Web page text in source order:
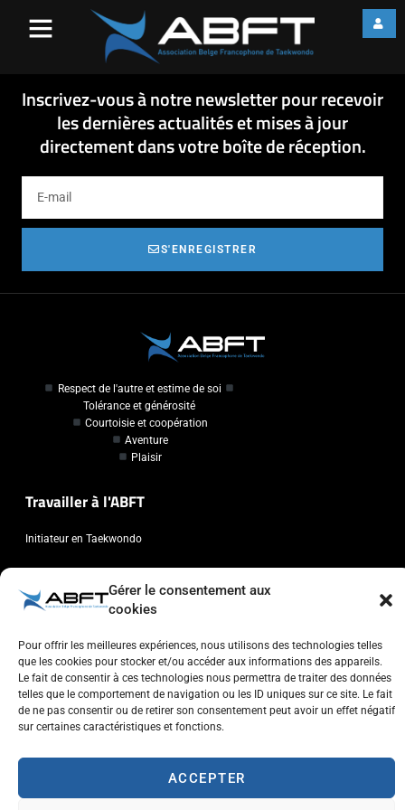
Gérer le consentement aux
cookies
Pour offrir les meilleures expériences, nous utilisons des technologies telles
que les cookies pour stocker et/ou accéder aux informations des appareils.
Le fait de consentir à ces technologies nous permettra de traiter des données
telles que le comportement de navigation ou les ID uniques sur ce site. Le fait
de ne pas consentir ou de retirer son consentement peut avoir un effet négatif
sur certaines caractéristiques et fonctions.
ACCEPTER
2016
fiche formation combat 02-2016
Inscrivez-vous à notre newsletter pour recevoir
les dernières actualités et mises à jour
directement dans votre boîte de réception.
S'ENREGISTRER
Respect de l'autre et estime de soi
Tolérance et générosité
Courtoisie et coopération
Aventure
Plaisir
Travailler à l'ABFT
Initiateur en Taekwondo
Chaussée de Wavre, 2057 - 1160 Auderghem
info@abft.be
+32 (0)2 347 34 77